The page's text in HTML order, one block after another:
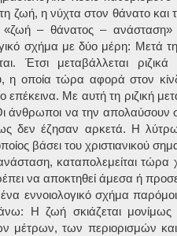
ζωή, η νύχτα στον θάνατο
– θάνατος – ανάσταση»
σχήμα με δύο μέρη: Μετά
Έτσι μεταβάλλεται
η οποία τώρα αφορά στον
επέκεινα. Με αυτή τη ριζική
άνθρωποι να την απολαύσουν
δεν έζησαν αρκετά. Η
βάσει του χριστιανικού
καταπολεμείται
να αποκτηθεί άμεσα ή
εννοιολογικό σχήμα
Η ζωή σκιάζεται
μέτρων, των περιορισμών